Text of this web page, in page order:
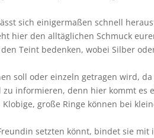
sich einigermaßen schnell
hier den alltäglichen Schmuck
Teint bedenken, wobei Silber
soll oder einzeln getragen wird, da
informieren, denn hier kommt es
große Ringe können bei
setzten könnt, bindet sie mit